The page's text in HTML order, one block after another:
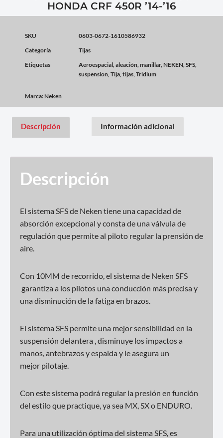
HONDA CRF 450R ’14-’16
SKU
0603-0672-1610586932
Categoría
Tijas
Etiquetas
Aeroespacial,aleación,manillar, NEKEN,SFS,
suspension,Tija,tijas,Tridium
Marca: Neken
Descripción Información adicional
Descripción
El sistema SFS de Neken tiene una capacidad de
absorción excepcional y consta de una válvula de
regulación que permite al piloto regular la prensión de
aire.
Con 10MM de recorrido, el sistema de Neken SFS
garantiza a los pilotos una conducción más precisa y
una disminución de la fatiga en brazos.
El sistema SFS permite una mejor sensibilidad en la
suspensión delantera , disminuye los impactos a
manos, antebrazos y espalda y le asegura un
mejor pilotaje.
Con este sistema podrá regular la presión en función
del estilo que practique, ya sea MX, SX o ENDURO.
Para una utilización óptima del sistema SFS, es